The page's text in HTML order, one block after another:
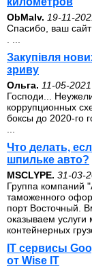
ОbMalv. 19-11-
Спасибо, ваш
Закупівля
зриву
Ольга. 11-05-
Господи...
коррупционных
боксы до 2020-го
Что делать,
шпильке авто?
MSCLYPE. 31-03-
Группа компаний
таможенного
порт Восточный.
оказываем
контейнерных
IT сервисы
от Wise IT